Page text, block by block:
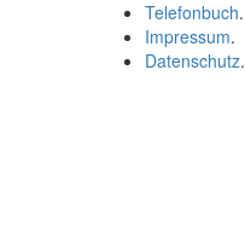
Telefonbuch.
Impressum.
Datenschutz.